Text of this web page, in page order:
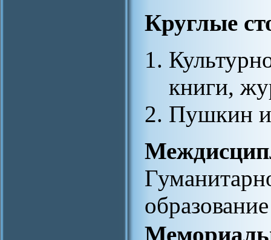
Круглые
книги,
Пушкин и
образование